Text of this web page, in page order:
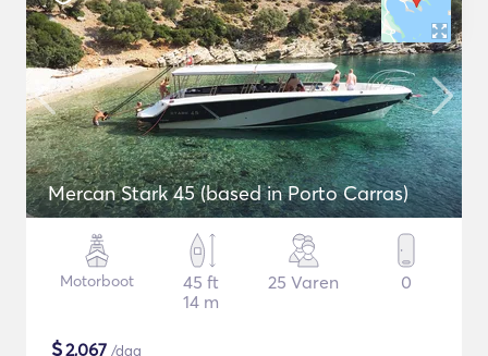
Mercan Stark 45 (based in Porto Carras)
Motorboot
45 ft
14 m
25 Varen 0
$2,067 /dag